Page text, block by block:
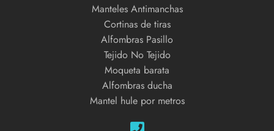
Manteles Antimanchas
Cortinas de tiras
Alfombras Pasillo
Tejido No Tejido
Moqueta barata
Alfombras ducha
Mantel hule por metros